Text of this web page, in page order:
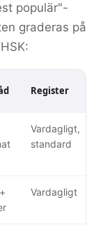
populär"-
graderas på
Register
Vardagligt,
standard
Vardagligt